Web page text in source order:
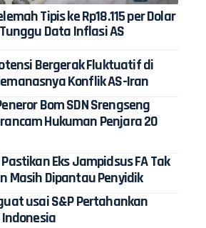
Tipis ke Rp18.115 per Dolar
Data Inflasi AS
Bergerak Fluktuatif di
Konflik AS-Iran
Bom SDN Srengseng
Hukuman Penjara 20
Eks Jampidsus FA Tak
Masih Dipantau Penyidik
usai S&P Pertahankan